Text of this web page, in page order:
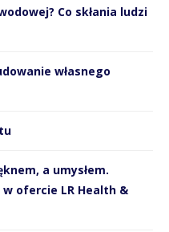
Co skłania ludzi
własnego
a umysłem.
ofercie LR Health &